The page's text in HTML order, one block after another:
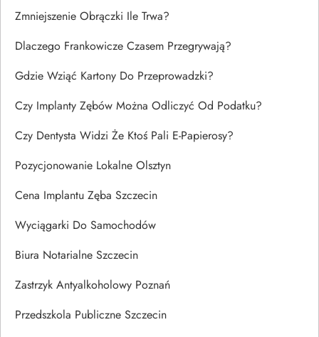
Zmniejszenie Obrączki Ile Trwa?
Dlaczego Frankowicze Czasem Przegrywają?
Gdzie Wziąć Kartony Do Przeprowadzki?
Czy Implanty Zębów Można Odliczyć Od Podatku?
Czy Dentysta Widzi Że Ktoś Pali E-Papierosy?
Pozycjonowanie Lokalne Olsztyn
Cena Implantu Zęba Szczecin
Wyciągarki Do Samochodów
Biura Notarialne Szczecin
Zastrzyk Antyalkoholowy Poznań
Przedszkola Publiczne Szczecin